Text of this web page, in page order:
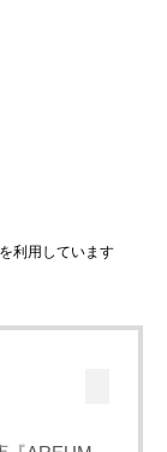
利用しています